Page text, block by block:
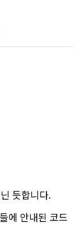
듯합니다.
에 안내된 코드